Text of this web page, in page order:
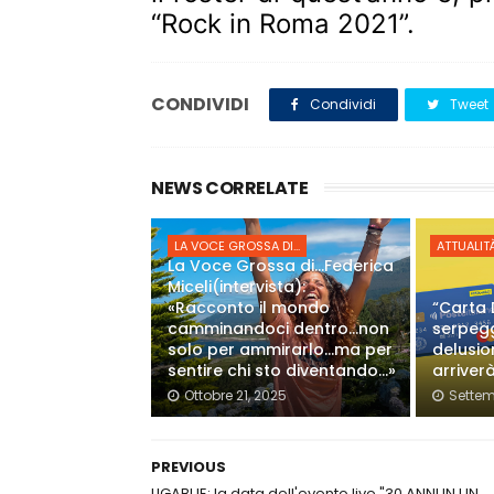
“Rock in Roma 2021”.
CONDIVIDI Condividi Tweet
NEWS CORRELATE
LA VOCE GROSSA DI...
La Voce Grossa di…Federica
Miceli(intervista):
«Racconto il mondo
camminandoci dentro…non
solo per ammirarlo…ma per
sentire chi sto diventando…»
Ottobre 21, 2025
“Carta
PREVIOUS